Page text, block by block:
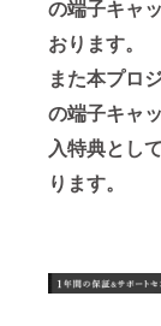
の端子キャ
おります。
また本プロ
の端子キャ
入特典とし
ります。